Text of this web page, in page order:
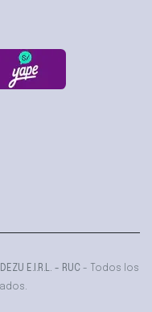
E.I.R.L. - RUC - Todos los